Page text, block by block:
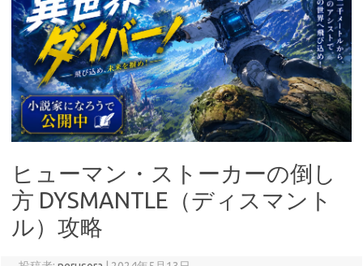
ヒューマン・ストーカーの倒し
方 DYSMANTLE（ディスマント
ル）攻略